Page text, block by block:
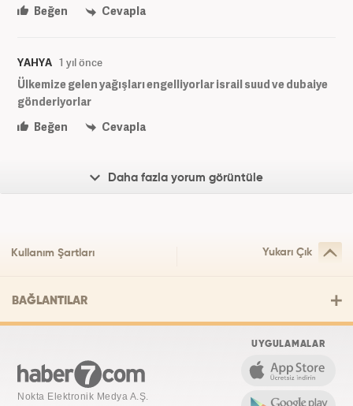
Beğen
Cevapla
YAHYA 1 yıl önce
Ülkemize gelen yağışları engelliyorlar israil suud ve dubaiye
gönderiyorlar
Beğen
Cevapla
Daha fazla yorum görüntüle
Kullanım Şartları Yukarı Çık
BAĞLANTILAR
Nokta Elektronik Medya A.Ş.
UYGULAMALAR